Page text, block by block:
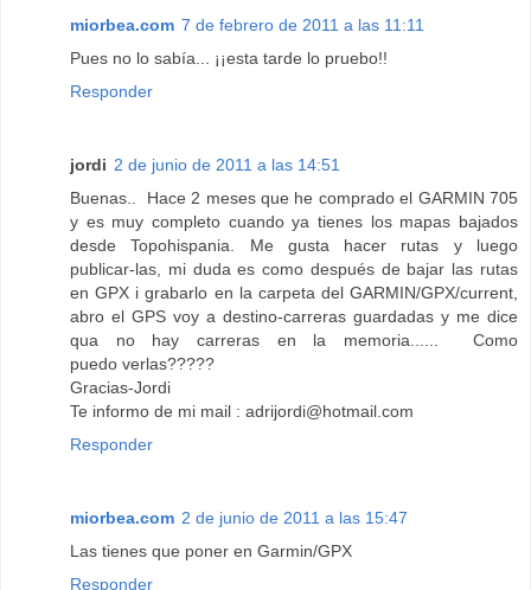
miorbea.com 7 de febrero de 2011 a las 11:11
Pues no lo sabía... ¡¡esta tarde lo pruebo!!
Responder
jordi 2 de junio de 2011 a las 14:51
Buenas.. Hace 2 meses que he comprado el GARMIN 705
y es muy completo cuando ya tienes los mapas bajados
desde Topohispania. Me gusta hacer rutas y luego
publicar-las, mi duda es como después de bajar las rutas
en GPX i grabarlo en la carpeta del GARMIN/GPX/current,
abro el GPS voy a destino-carreras guardadas y me dice
qua no hay carreras en la memoria...... Como
puedo verlas?????
Gracias-Jordi
Te informo de mi mail : adrijordi@hotmail.com
Responder
miorbea.com 2 de junio de 2011 a las 15:47
Las tienes que poner en Garmin/GPX
Responder